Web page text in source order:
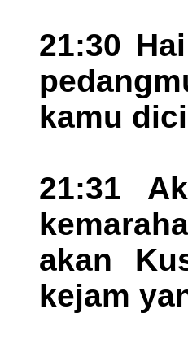
21:30
kamu
21:31
akan
kejam